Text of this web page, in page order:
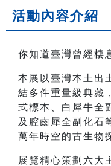
活動內容介紹
你知道臺灣曾經棲
本展以臺灣本土出
結多件重量級典藏
式標本、白犀牛全
及腔齒犀全副化石
萬年時空的古生物
展覽精心策劃六大